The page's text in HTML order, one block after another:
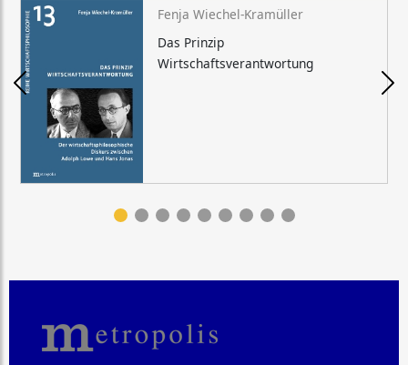
Fenja Wiechel-Kramüller
Das Prinzip
Wirtschaftsverantwortung